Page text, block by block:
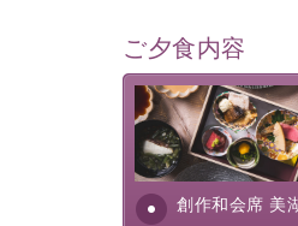
ご夕食内容
創作和会席 美
美湖膳とは諏訪の
提供する為に料理
明が考え出した創
す。美しい諏訪湖の